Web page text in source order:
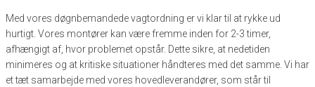
Med vores døgnbemandede vagtordning er vi klar til at rykke ud
hurtigt. Vores montører kan være fremme inden for 2-3 timer,
afhængigt af, hvor problemet opstår. Dette sikre, at nedetiden
minimeres og at kritiske situationer håndteres med det samme. Vi har
et tæt samarbejde med vores hovedleverandører, som står til